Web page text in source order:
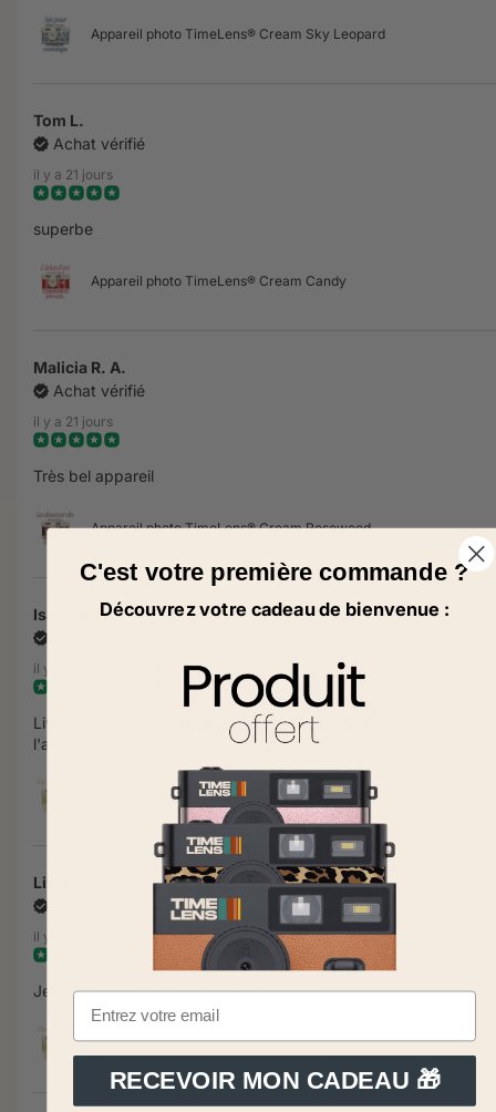
Appareil photo TimeLens® Cream Sky Leopard
Tom L.
Achat vérifié
il y a 21 jours
superbe
Appareil photo TimeLens® Cream Candy
Malicia R. A.
Achat vérifié
il y a 21 jours
Très bel appareil
Appareil photo TimeLens® Cream Rosewood
Isabelle H.
il y a 23 jours
Livraison retardée. J'espère la recevoir à temps pour
l'anniversaire de ma fille.
Appareil photo TimeLens® Cream sorbet
Liv D.
il y a 24 jours
Je n’ai encore rien reçu, est-ce normal ?
Appareil photo TimeLens® Cream sorbet
C'est votre première commande ?
Découvrez votre cadeau de bienvenue :
RECEVOIR MON CADEAU 🎁